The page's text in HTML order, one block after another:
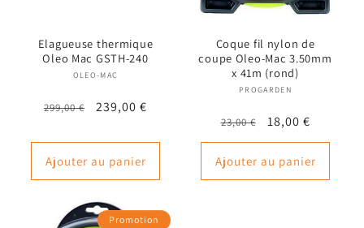
Elagueuse thermique
Oleo Mac GSTH-240
Fournisseur :
OLEO-MAC
Prix
299,00 €
Prix
239,00 €
Ajouter au panier
Coque fil nylon de
coupe Oleo-Mac 3.50mm
x 41m (rond)
Fournisseur :
PROGARDEN
Prix
habituel
23,00 €
Prix
promotionnel
18,00 €
Ajouter au panier
Promotion